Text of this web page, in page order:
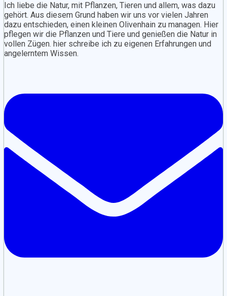
Ich liebe die Natur, mit Pflanzen, Tieren und allem, was dazu
gehört. Aus diesem Grund haben wir uns vor vielen Jahren
dazu entschieden, einen kleinen Olivenhain zu managen. Hier
pflegen wir die Pflanzen und Tiere und genießen die Natur in
vollen Zügen. hier schreibe ich zu eigenen Erfahrungen und
angelerntem Wissen.